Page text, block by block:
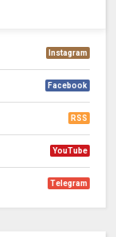
Instagram
Facebook
RSS
YouTube
Telegram